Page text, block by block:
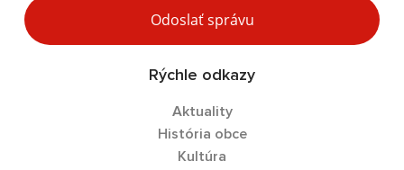
Odoslať správu
Rýchle odkazy
Aktuality
História obce
Kultúra